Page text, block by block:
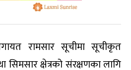
रामसार सूचीमा सूचीकृत
क्षेत्रको संरक्षणका लागि